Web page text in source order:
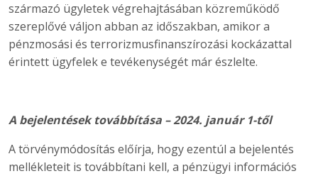
származó ügyletek végrehajtásában közreműködő
szereplővé váljon abban az időszakban, amikor a
pénzmosási és terrorizmusfinanszírozási kockázattal
érintett ügyfelek e tevékenységét már észlelte.
A bejelentések továbbítása – 2024. január 1-től
A törvénymódosítás előírja, hogy ezentúl a bejelentés
mellékleteit is továbbítani kell, a pénzügyi információs